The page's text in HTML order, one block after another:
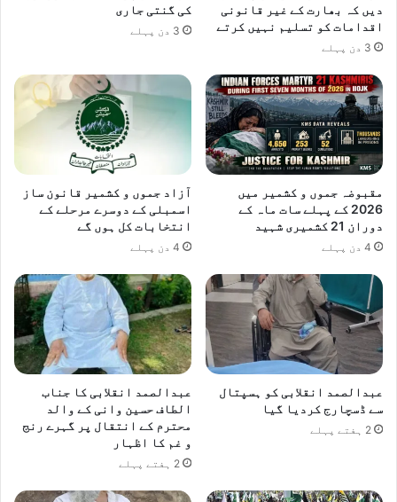
،
ک
و
ک
م
ا
ن
ڈ
ز
ا
ف
ن
س
ر
ش
ر
ع
ہ
و
گ
ی
،
ط
ء
ل
ل
ہ
ت
ر
ڑ
دیں کہ بھارت کے غیر قانونی
اقدامات کو تسلیم نہیں کرتے
3 دن پہلے
کی گنتی جاری
3 دن پہلے
مقبوضہ جموں و کشمیر میں
2026 کے پہلے سات ماہ کے
دوران 21 کشمیری شہید
4 دن پہلے
آزاد جموں و کشمیر قانون ساز
اسمبلی کے دوسرے مرحلے کے
انتخابات کل ہوں گے
4 دن پہلے
عبدالصمد انقلابی کو ہسپتال
سے ڈسچارج کردیا گیا
2 ہفتے پہلے
عبدالصمد انقلابی کا جناب
الطاف حسین وانی کے والد
محترم کے انتقال پر گہرے رنج
و غم کا اظہار
2 ہفتے پہلے